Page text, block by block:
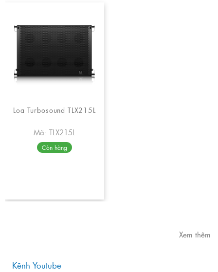
Loa Turbosound TLX215L
Mã: TLX215L
Còn hàng
Xem thêm
Kênh Youtube